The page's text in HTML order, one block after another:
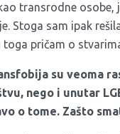
transrodne
Stoga sam ipak
toga pričam o
su veoma
nego i unutar
o tome. Zašto